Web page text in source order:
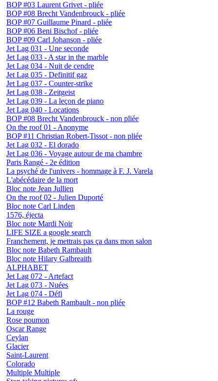
BOP #03 Laurent Grivet - pliée
BOP #08 Brecht Vandenbrouck - pliée
BOP #07 Guillaume Pinard - pliée
BOP #06 Beni Bischof - pliée
BOP #09 Carl Johanson - pliée
Jet Lag 031 - Une seconde
Jet Lag 033 - A star in the marble
Jet Lag 034 - Nuit de cendre
Jet Lag 035 - Definitif gaz
Jet Lag 037 - Counter-strike
Jet Lag 038 - Zeitgeist
Jet Lag 039 - La leçon de piano
Jet Lag 040 - Locations
BOP #08 Brecht Vandenbrouck - non pliée
On the roof 01 - Anonyme
BOP #11 Christian Robert-Tissot - non pliée
Jet Lag 032 - El dorado
Jet Lag 036 - Voyage autour de ma chambre
Paris Rangé - 2e édition
La psyché de l'univers - hommage à F. J. Varela
L'abécédaire de la mort
Bloc note Jean Jullien
On the roof 02 - Julien Duporté
Bloc note Carl Linden
1576, éjecta
Bloc note Mardi Noir
LIFE SIZE a google search
Franchement, je mettrais pas ça dans mon salon
Bloc note Babeth Rambault
Bloc note Hilary Galbreaith
ALPHABET
Jet Lag 072 - Artefact
Jet Lag 073 - Nuées
Jet Lag 074 - Défi
BOP #12 Babeth Rambault - non pliée
La rouge
Rose poumon
Oscar Range
Ceylan
Glacier
Saint-Laurent
Colorado
Multiple Multiple